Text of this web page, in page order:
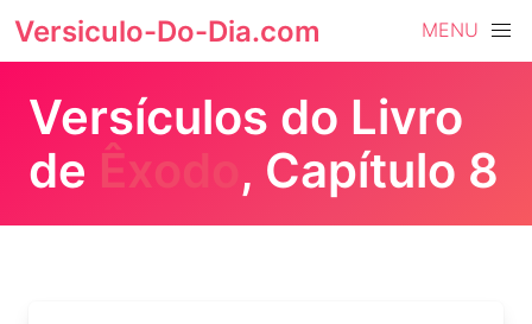
Versiculo-Do-Dia.com MENU
Versículos do Livro
de Êxodo , Capítulo 8